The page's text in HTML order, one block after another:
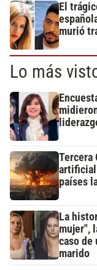
El
murió
Lo más
Tercera
artificial
países
La
mujer",
caso de
marido